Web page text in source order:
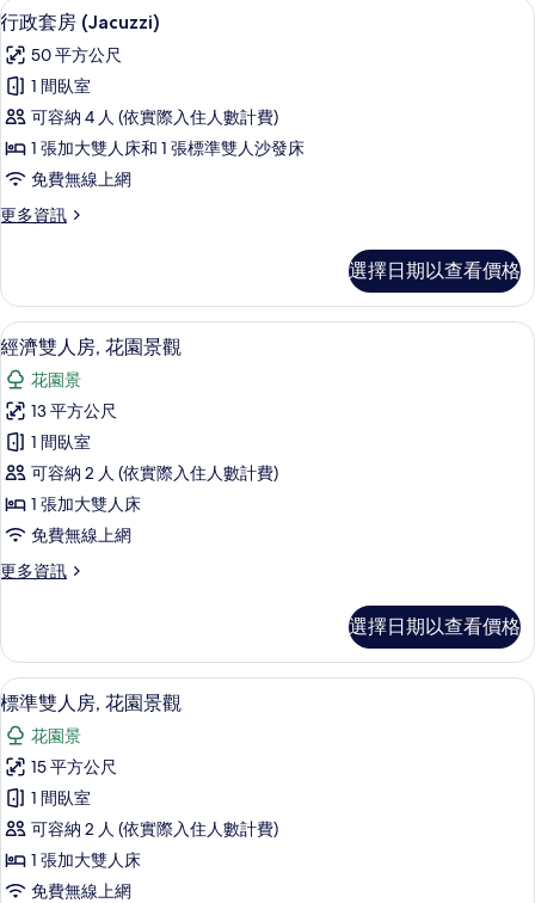
園
景
觀
的
所
有
相
加
大
雙
人
床,
花
園
景
觀
的
顯
示
行
政
套
房
(Jacuzzi)
的
有
相
片
行政套房 (Jacuzzi) | 羽絨被、記憶床
26
行政套房 (Jacuzzi)
50 平方公尺
1 間臥室
可容納 4 人 (依實際入住人數計費)
1 張加大雙人床和 1 張標準雙人沙發床
免費無線上網
更多資訊
更
套
房
(Jacuzzi)
的
詳
情
選擇日期以查看價格
顯
示
經
濟
雙
人
房,
園
觀
的
所
有
相
片
經濟雙人房, 花園景觀 | 羽絨被、記憶
10
經濟雙人房, 花園景觀
花園景
13 平方公尺
1 間臥室
可容納 2 人 (依實際入住人數計費)
1 張加大雙人床
免費無線上網
更多資訊
更
雙
人
房,
花
園
景
觀
的
詳
情
選擇日期以查看價格
顯
示
標
準
雙
人
房,
標準雙人房, 花園景觀 | 羽絨被、記憶
16
標準雙人房, 花園景觀
花園景
15 平方公尺
1 間臥室
可容納 2 人 (依實際入住人數計費)
1 張加大雙人床
免費無線上網